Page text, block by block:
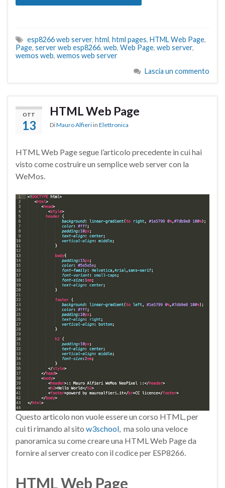
esp8266 web server, html, html pages, HTML Web Page,
Page, server web esp8266, web, Web Page, web server,
wemos web, wemos web server
Lascia un commento
OTT
13
HTML Web Page
DiMauro Alfieri in Elettronica
HTML Web Page segue l’articolo precedente in cui hai
visto come costruire un semplice web server con la
WeMos.
Questo articolo non vuole essere un corso HTML, per
cui ti rimando al sito w3school, ma solo una veloce
panoramica su come creare una HTML Web Page da
fornire al server creato con il codice per ESP8266.
HTML Web Page